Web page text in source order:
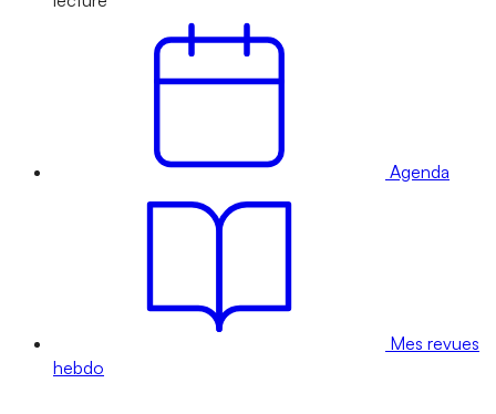
Agenda
Mes revues
hebdo